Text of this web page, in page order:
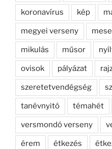
koronavírus kép
megyei verseny
mikulás műsor
ovisok pályázat
szeretetvendégség
tanévnyitó témahét
versmondó verseny
érem étkezés